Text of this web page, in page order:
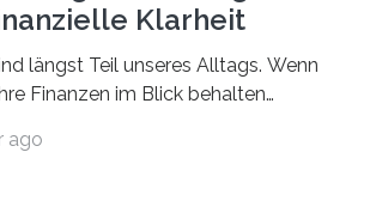
Klarheit
längst Teil unseres Alltags. Wenn
Finanzen im Blick behalten
Sie helfen Ihnen, Ausgaben
ago